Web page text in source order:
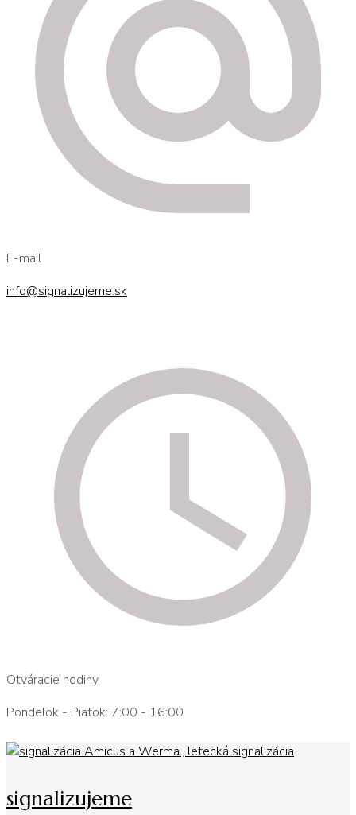
E-mail
info@signalizujeme.sk
Otváracie hodiny
Pondelok - Piatok: 7:00 - 16:00
signalizujeme